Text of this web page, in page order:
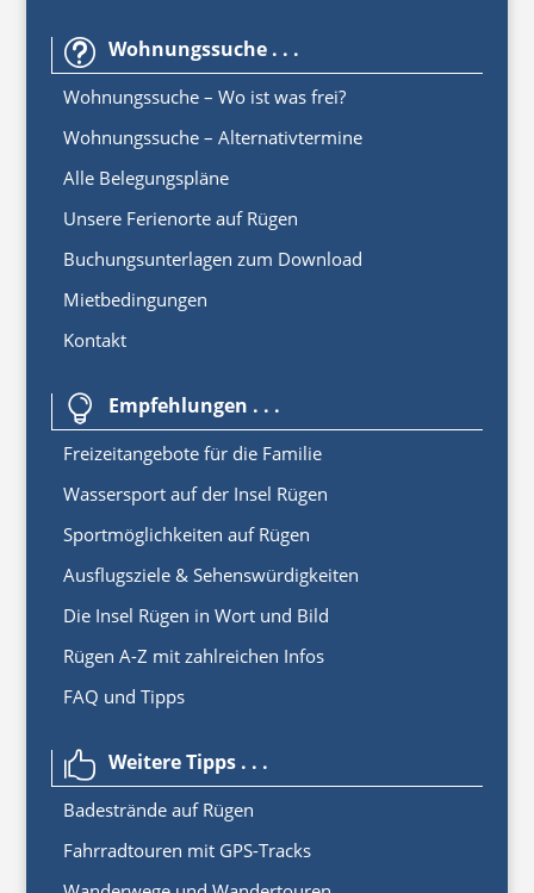
t Wohnungssuche . . .
Wohnungssuche – Wo ist was frei?
Wohnungssuche – Alternativtermine
Alle Belegungspläne
Unsere Ferienorte auf Rügen
Buchungsunterlagen zum Download
Mietbedingungen
Kontakt
 Empfehlungen . . .
Freizeitangebote für die Familie
Wassersport auf der Insel Rügen
Sportmöglichkeiten auf Rügen
Ausflugsziele & Sehenswürdigkeiten
Die Insel Rügen in Wort und Bild
Rügen A-Z mit zahlreichen Infos
FAQ und Tipps
 Weitere Tipps . . .
Badestrände auf Rügen
Fahrradtouren mit GPS-Tracks